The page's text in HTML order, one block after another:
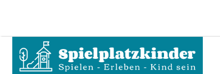
Suchen
nach: